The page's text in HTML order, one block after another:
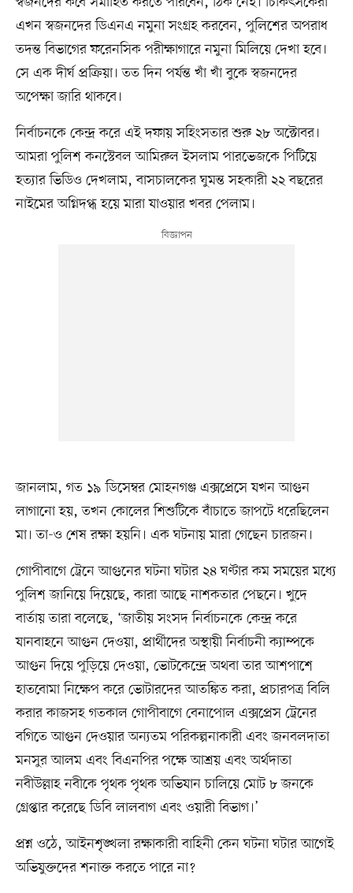
এখন স্বজনদের ডিএনএ নমুনা সংগ্রহ করবেন, পুলিশের অপরাধ
তদন্ত বিভাগের ফরেনসিক পরীক্ষাগারে নমুনা মিলিয়ে দেখা হবে।
সে এক দীর্ঘ প্রক্রিয়া। তত দিন পর্যন্ত খাঁ খাঁ বুকে স্বজনদের
অপেক্ষা জারি থাকবে।
নির্বাচনকে কেন্দ্র করে এই দফায় সহিংসতার শুরু ২৮ অক্টোবর।
আমরা পুলিশ কনস্টেবল আমিরুল ইসলাম পারভেজকে পিটিয়ে
হত্যার ভিডিও দেখলাম, বাসচালকের ঘুমন্ত সহকারী ২২ বছরের
নাইমের অগ্নিদগ্ধ হয়ে মারা যাওয়ার খবর পেলাম।
জানলাম, গত ১৯ ডিসেম্বর মোহনগঞ্জ এক্সপ্রেসে যখন আগুন
লাগানো হয়, তখন কোলের শিশুটিকে বাঁচাতে জাপটে ধরেছিলেন
মা। তা-ও শেষ রক্ষা হয়নি। এক ঘটনায় মারা গেছেন চারজন।
গোপীবাগে ট্রেনে আগুনের ঘটনা ঘটার ২৪ ঘণ্টার কম সময়ের মধ্যে
পুলিশ জানিয়ে দিয়েছে, কারা আছে নাশকতার পেছনে। খুদে
বার্তায় তারা বলেছে, ‘জাতীয় সংসদ নির্বাচনকে কেন্দ্র করে
যানবাহনে আগুন দেওয়া, প্রার্থীদের অস্থায়ী নির্বাচনী ক্যাম্পকে
আগুন দিয়ে পুড়িয়ে দেওয়া, ভোটকেন্দ্রে অথবা তার আশপাশে
হাতবোমা নিক্ষেপ করে ভোটারদের আতঙ্কিত করা, প্রচারপত্র বিলি
করার কাজসহ গতকাল গোপীবাগে বেনাপোল এক্সপ্রেস ট্রেনের
বগিতে আগুন দেওয়ার অন্যতম পরিকল্পনাকারী এবং জনবলদাতা
মনসুর আলম এবং বিএনপির পক্ষে আশ্রয় এবং অর্থদাতা
নবীউল্লাহ নবীকে পৃথক পৃথক অভিযান চালিয়ে মোট ৮ জনকে
গ্রেপ্তার করেছে ডিবি লালবাগ এবং ওয়ারী বিভাগ।’
প্রশ্ন ওঠে, আইনশৃঙ্খলা রক্ষাকারী বাহিনী কেন ঘটনা ঘটার আগেই
অভিযুক্তদের শনাক্ত করতে পারে না?